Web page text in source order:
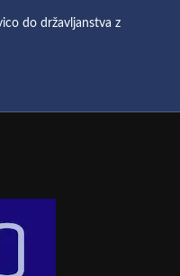
do državljanstva z